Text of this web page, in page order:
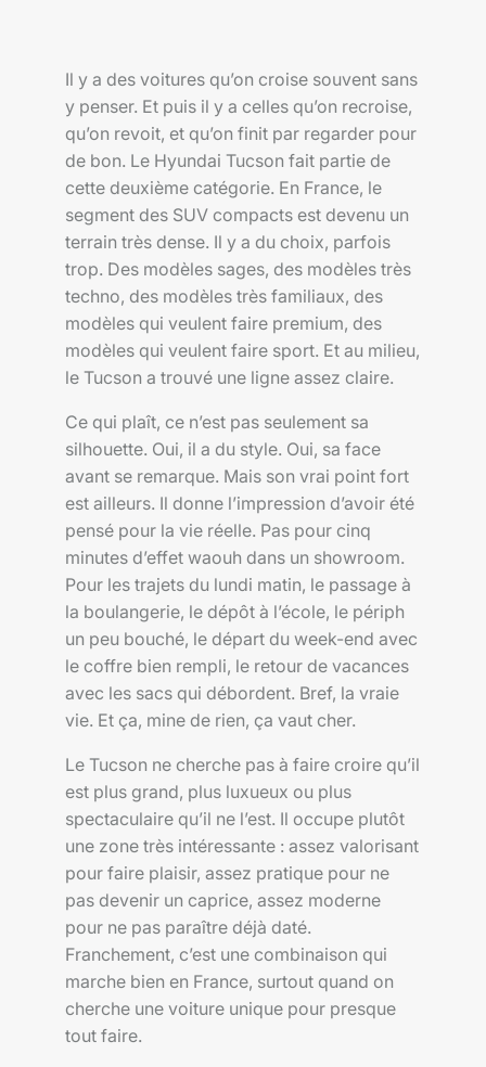
Il y a des voitures qu’on croise souvent sans
y penser. Et puis il y a celles qu’on recroise,
qu’on revoit, et qu’on finit par regarder pour
de bon. Le Hyundai Tucson fait partie de
cette deuxième catégorie. En France, le
segment des SUV compacts est devenu un
terrain très dense. Il y a du choix, parfois
trop. Des modèles sages, des modèles très
techno, des modèles très familiaux, des
modèles qui veulent faire premium, des
modèles qui veulent faire sport. Et au milieu,
le Tucson a trouvé une ligne assez claire.
Ce qui plaît, ce n’est pas seulement sa
silhouette. Oui, il a du style. Oui, sa face
avant se remarque. Mais son vrai point fort
est ailleurs. Il donne l’impression d’avoir été
pensé pour la vie réelle. Pas pour cinq
minutes d’effet waouh dans un showroom.
Pour les trajets du lundi matin, le passage à
la boulangerie, le dépôt à l’école, le périph
un peu bouché, le départ du week-end avec
le coffre bien rempli, le retour de vacances
avec les sacs qui débordent. Bref, la vraie
vie. Et ça, mine de rien, ça vaut cher.
Le Tucson ne cherche pas à faire croire qu’il
est plus grand, plus luxueux ou plus
spectaculaire qu’il ne l’est. Il occupe plutôt
une zone très intéressante : assez valorisant
pour faire plaisir, assez pratique pour ne
pas devenir un caprice, assez moderne
pour ne pas paraître déjà daté.
Franchement, c’est une combinaison qui
marche bien en France, surtout quand on
cherche une voiture unique pour presque
tout faire.